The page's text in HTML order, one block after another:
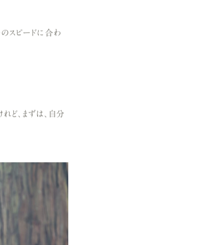
スピードに合わ
ど、まずは、自分